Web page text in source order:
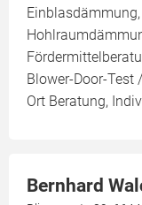
Blower-Door-Test
Ort Beratung,
Bernhard